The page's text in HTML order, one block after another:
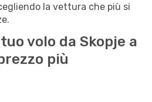
la vettura che più si
volo da Skopje a
più